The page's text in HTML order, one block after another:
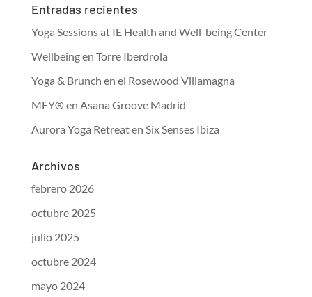
Entradas recientes
Yoga Sessions at IE Health and Well-being Center
Wellbeing en Torre Iberdrola
Yoga & Brunch en el Rosewood Villamagna
MFY® en Asana Groove Madrid
Aurora Yoga Retreat en Six Senses Ibiza
Archivos
febrero 2026
octubre 2025
julio 2025
octubre 2024
mayo 2024